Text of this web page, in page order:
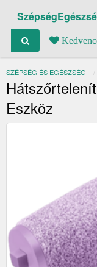
SZÉPSÉG ÉS EGÉSZSÉG
Eszköz